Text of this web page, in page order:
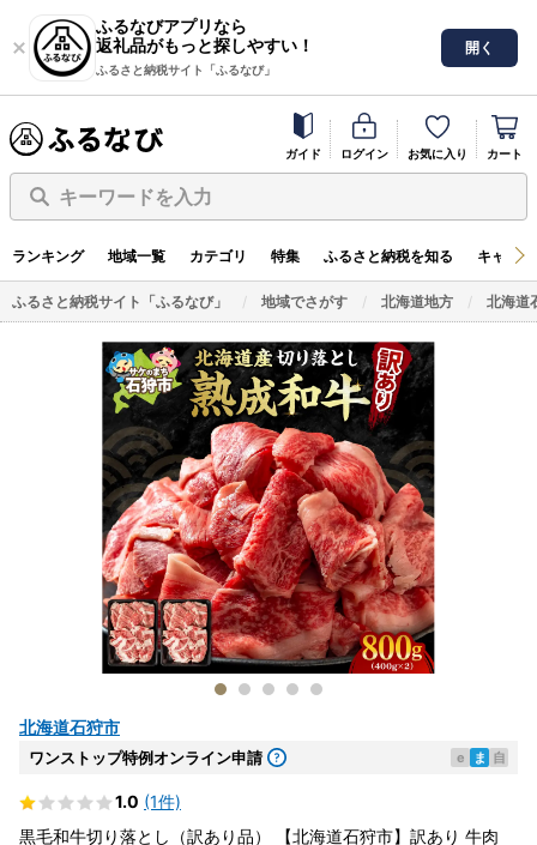
ふるなびアプリなら
返礼品がもっと探しやすい！
ふるさと納税サイト「ふるなび」
開く
ガイド ログイン お気に入り カート
キーワードを入力
ランキング 地域一覧 カテゴリ 特集 ふるさと納税を知る キャン
ふるさと納税サイト「ふるなび」 地域でさがす 北海道地方 北海道
北海道石狩市
ワンストップ特例オンライン申請 e ま 自
1.0 (1件)
黒毛和牛切り落とし（訳あり品） 【北海道石狩市】訳あり 牛肉